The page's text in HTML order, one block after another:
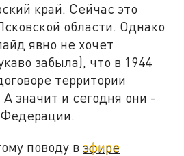
край. Сейчас это
области. Однако
явно не хочет
забыла), что в 1944
территории
значит и сегодня они -
поводу вэфире